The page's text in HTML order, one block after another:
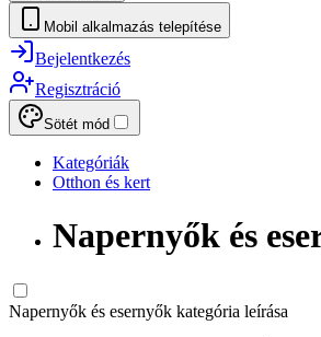
Mobil alkalmazás telepítése
Bejelentkezés
Regisztráció
Sötét mód
Kategóriák
Otthon és kert
Napernyők és
Napernyők és esernyők kategória leírása